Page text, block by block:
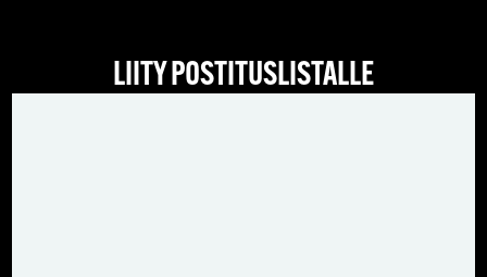
LIITY POSTITUSLISTALLE